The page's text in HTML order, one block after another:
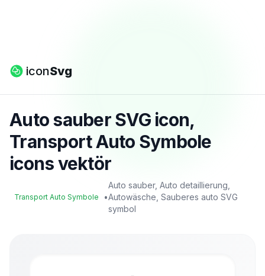
iconSvg
Auto sauber SVG icon,
Transport Auto Symbole
icons vektör
Transport Auto Symbole •
Auto sauber, Auto detaillierung,
Autowäsche, Sauberes auto SVG
symbol